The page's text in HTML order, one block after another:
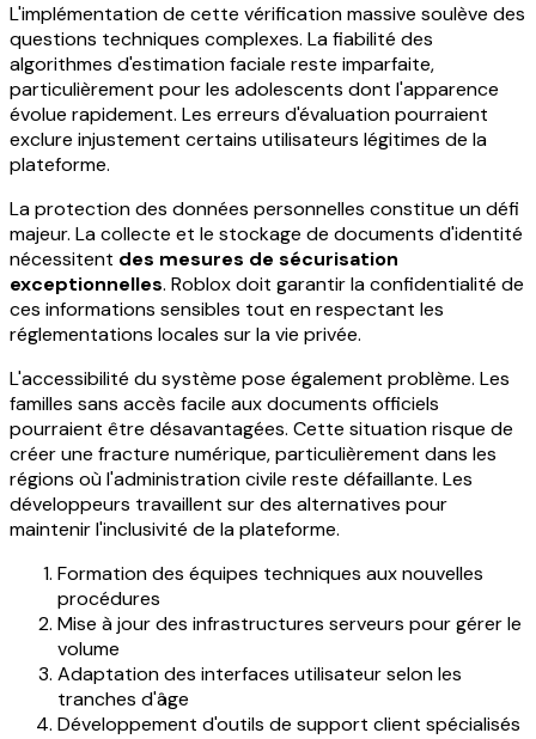
L'implémentation de cette vérification massive soulève des
questions techniques complexes. La fiabilité des
algorithmes d'estimation faciale reste imparfaite,
particulièrement pour les adolescents dont l'apparence
évolue rapidement. Les erreurs d'évaluation pourraient
exclure injustement certains utilisateurs légitimes de la
plateforme.
La protection des données personnelles constitue un défi
majeur. La collecte et le stockage de documents d'identité
nécessitent des mesures de sécurisation
exceptionnelles. Roblox doit garantir la confidentialité de
ces informations sensibles tout en respectant les
réglementations locales sur la vie privée.
L'accessibilité du système pose également problème. Les
familles sans accès facile aux documents officiels
pourraient être désavantagées. Cette situation risque de
créer une fracture numérique, particulièrement dans les
régions où l'administration civile reste défaillante. Les
développeurs travaillent sur des alternatives pour
maintenir l'inclusivité de la plateforme.
Formation des équipes techniques aux nouvelles
procédures
Mise à jour des infrastructures serveurs pour gérer le
volume
Adaptation des interfaces utilisateur selon les
tranches d'âge
Développement d'outils de support client spécialisés